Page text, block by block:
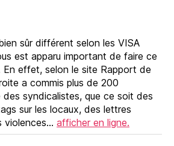
sûr différent selon les VISA
est apparu important de faire ce
En effet, selon le site Rapport de
a commis plus de 200
syndicalistes, que ce soit des
sur les locaux, des lettres
violences… afficher en ligne.